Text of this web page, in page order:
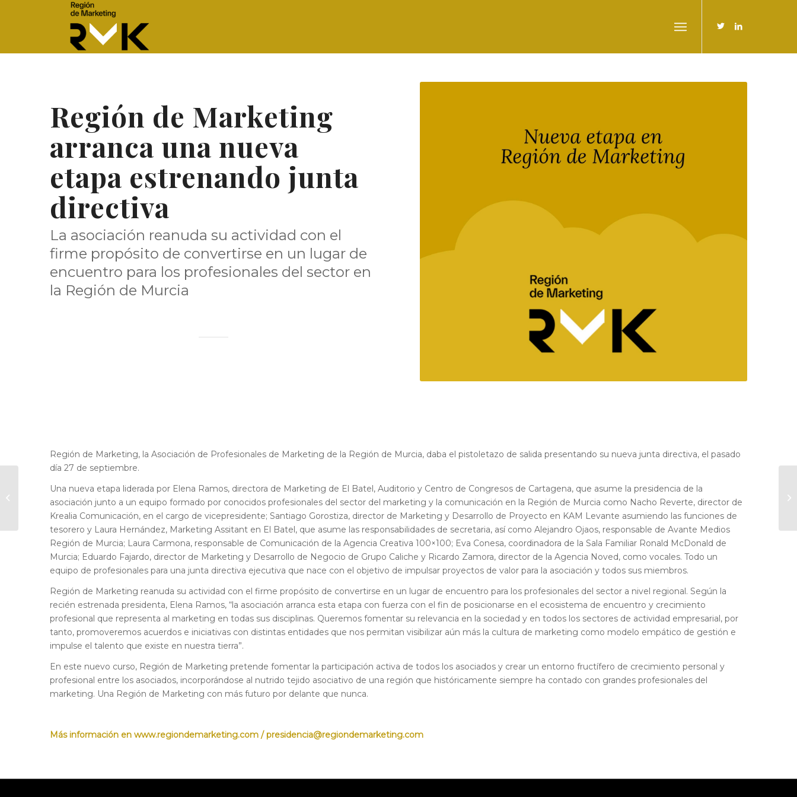
Región de Marketing
arranca una nueva
etapa estrenando junta
directiva
La asociación reanuda su actividad con el
firme propósito de convertirse en un lugar de
encuentro para los profesionales del sector en
la Región de Murcia
Región de Marketing, la Asociación de Profesionales de Marketing de la Región de Murcia, daba el pistoletazo de salida presentando su nueva junta directiva, el pasado
día 27 de septiembre.
Una nueva etapa liderada por Elena Ramos, directora de Marketing de El Batel, Auditorio y Centro de Congresos de Cartagena, que asume la presidencia de la
asociación junto a un equipo formado por conocidos profesionales del sector del marketing y la comunicación en la Región de Murcia como Nacho Reverte, director de
Krealia Comunicación, en el cargo de vicepresidente; Santiago Gorostiza, director de Marketing y Desarrollo de Proyecto en KAM Levante asumiendo las funciones de
tesorero y Laura Hernández, Marketing Assitant en El Batel, que asume las responsabilidades de secretaria, así como Alejandro Ojaos, responsable de Avante Medios
Región de Murcia; Laura Carmona, responsable de Comunicación de la Agencia Creativa 100×100; Eva Conesa, coordinadora de la Sala Familiar Ronald McDonald de
Murcia; Eduardo Fajardo, director de Marketing y Desarrollo de Negocio de Grupo Caliche y Ricardo Zamora, director de la Agencia Noved, como vocales. Todo un
equipo de profesionales para una junta directiva ejecutiva que nace con el objetivo de impulsar proyectos de valor para la asociación y todos sus miembros.
Región de Marketing reanuda su actividad con el firme propósito de convertirse en un lugar de encuentro para los profesionales del sector a nivel regional. Según la
recién estrenada presidenta, Elena Ramos, “la asociación arranca esta etapa con fuerza con el fin de posicionarse en el ecosistema de encuentro y crecimiento
profesional que representa al marketing en todas sus disciplinas. Queremos fomentar su relevancia en la sociedad y en todos los sectores de actividad empresarial, por
tanto, promoveremos acuerdos e iniciativas con distintas entidades que nos permitan visibilizar aún más la cultura de marketing como modelo empático de gestión e
impulse el talento que existe en nuestra tierra”.
En este nuevo curso, Región de Marketing pretende fomentar la participación activa de todos los asociados y crear un entorno fructífero de crecimiento personal y
profesional entre los asociados, incorporándose al nutrido tejido asociativo de una región que históricamente siempre ha contado con grandes profesionales del
marketing. Una Región de Marketing con más futuro por delante que nunca.
Más información en www.regiondemarketing.com/ presidencia@regiondemarketing.com
ENAE organiza un
año más su Digital